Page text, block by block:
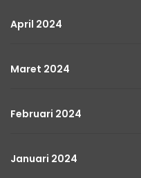
April 2024
Maret 2024
Februari 2024
Januari 2024